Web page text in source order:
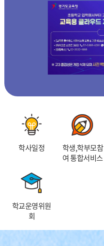
학사일정
학생,학부모참
여 통합서비스
학교운영위원
회